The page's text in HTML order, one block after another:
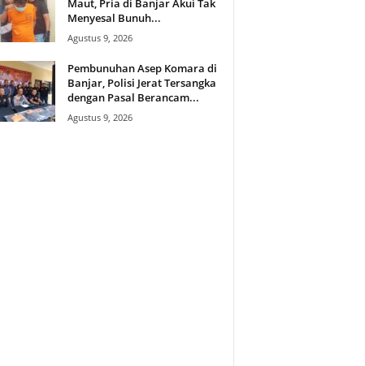
Maut, Pria di Banjar Akui Tak
Menyesal Bunuh...
Agustus 9, 2026
Pembunuhan Asep Komara di
Banjar, Polisi Jerat Tersangka
dengan Pasal Berancam...
Agustus 9, 2026